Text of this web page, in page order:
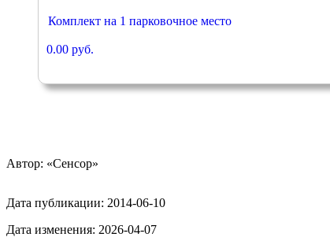
Комплект на 1 парковочное место
0.00 руб.
Автор: «Сенсор»
Дата публикации: 2014-06-10
Дата изменения: 2026-04-07